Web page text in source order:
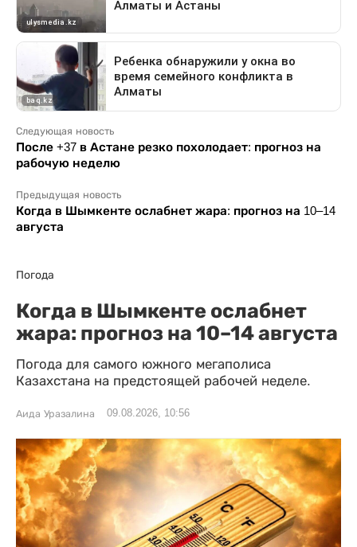
Следующая новость
После +37 в Астане резко похолодает: прогноз на
рабочую неделю
Предыдущая новость
Когда в Шымкенте ослабнет жара: прогноз на 10–14
августа
Погода
Когда в Шымкенте ослабнет
жара: прогноз на 10–14 августа
Погода для самого южного мегаполиса
Казахстана на предстоящей рабочей неделе.
Аида Уразалина 09.08.2026, 10:56